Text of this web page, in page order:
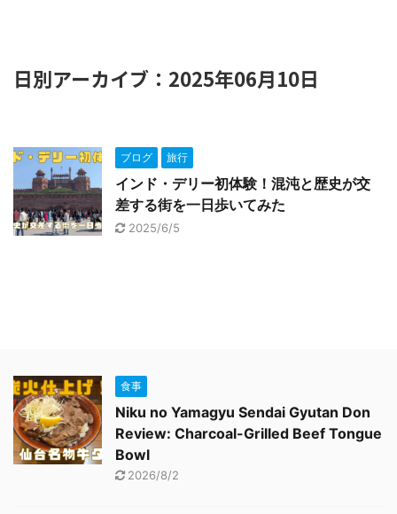
日別アーカイブ：2025年06月10日
ブログ 旅行
インド・デリー初体験！混沌と歴史が交
差する街を一日歩いてみた
2025/6/5
食事
Niku no Yamagyu Sendai Gyutan Don
Review: Charcoal-Grilled Beef Tongue
Bowl
2026/8/2